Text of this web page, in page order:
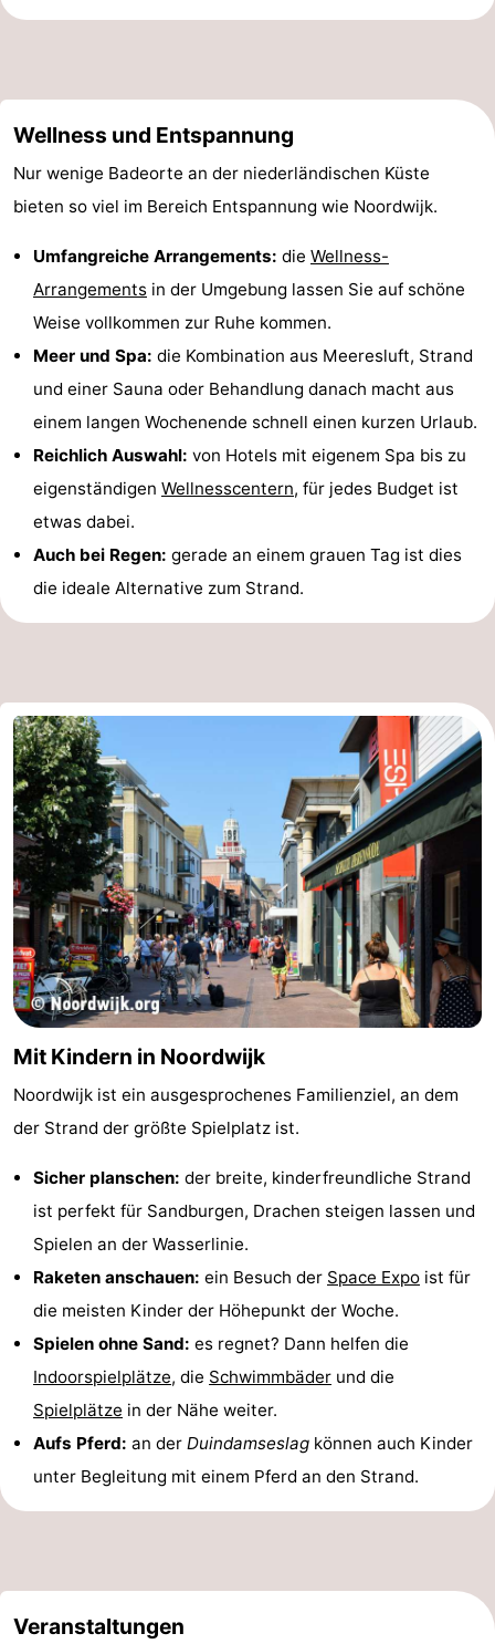
Wellness und Entspannung
Nur wenige Badeorte an der niederländischen Küste
bieten so viel im Bereich Entspannung wie Noordwijk.
Umfangreiche Arrangements: die Wellness-
Arrangements in der Umgebung lassen Sie auf schöne
Weise vollkommen zur Ruhe kommen.
Meer und Spa: die Kombination aus Meeresluft, Strand
und einer Sauna oder Behandlung danach macht aus
einem langen Wochenende schnell einen kurzen Urlaub.
Reichlich Auswahl: von Hotels mit eigenem Spa bis zu
eigenständigen Wellnesscentern, für jedes Budget ist
etwas dabei.
Auch bei Regen: gerade an einem grauen Tag ist dies
die ideale Alternative zum Strand.
Mit Kindern in Noordwijk
Noordwijk ist ein ausgesprochenes Familienziel, an dem
der Strand der größte Spielplatz ist.
Sicher planschen: der breite, kinderfreundliche Strand
ist perfekt für Sandburgen, Drachen steigen lassen und
Spielen an der Wasserlinie.
Raketen anschauen: ein Besuch der Space Expo ist für
die meisten Kinder der Höhepunkt der Woche.
Spielen ohne Sand: es regnet? Dann helfen die
Indoorspielplätze, die Schwimmbäder und die
Spielplätze in der Nähe weiter.
Aufs Pferd: an der Duindamseslag können auch Kinder
unter Begleitung mit einem Pferd an den Strand.
Veranstaltungen